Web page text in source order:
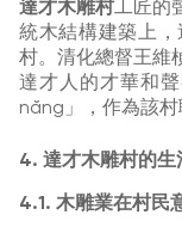
達才木雕村工匠的
統木結構建築上
村。清化總督王維
達才人的才華和
năng」，作為該村
4. 達才木雕村的
4.1. 木雕業在村民